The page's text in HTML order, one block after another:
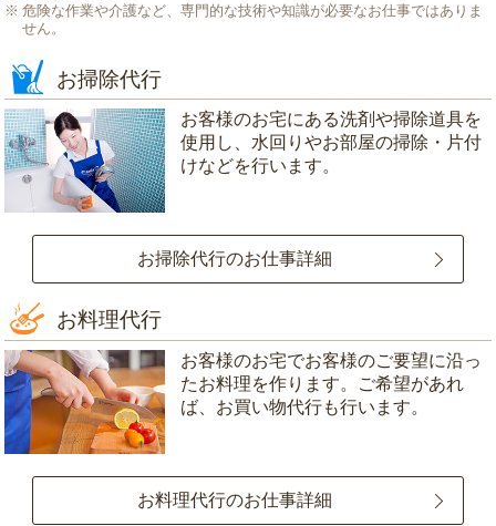
危険な作業や介護など、専門的な技術や知識が必要なお仕事ではありま
せん。
お掃除代行
お客様のお宅にある洗剤や掃除道具を
使用し、水回りやお部屋の掃除・片付
けなどを行います。
お掃除代行のお仕事詳細
お料理代行
お客様のお宅でお客様のご要望に沿っ
たお料理を作ります。ご希望があれ
ば、お買い物代行も行います。
お料理代行のお仕事詳細